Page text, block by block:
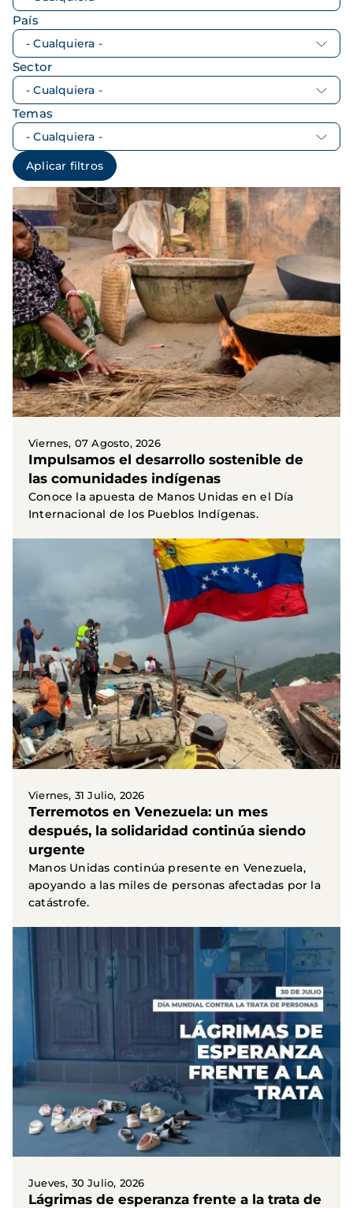
País
Sector
Temas
Viernes, 07 Agosto, 2026
Impulsamos el desarrollo sostenible de
las comunidades indígenas
Conoce la apuesta de Manos Unidas en el Día
Internacional de los Pueblos Indígenas.
Viernes, 31 Julio, 2026
Terremotos en Venezuela: un mes
después, la solidaridad continúa siendo
urgente
Manos Unidas continúa presente en Venezuela,
apoyando a las miles de personas afectadas por la
catástrofe.
Jueves, 30 Julio, 2026
Lágrimas de esperanza frente a la trata de